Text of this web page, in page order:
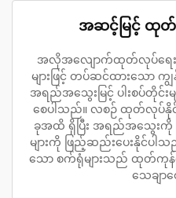
အဆင့်မြင့် ထု
အလိုအလျောက်ထုတ်လုပ်ရေးလို
များဖြင့် တပ်ဆင်ထားသော
အရည်အသွေးမြင့် ပါးစပ်တိုင်
စေပါသည်။ လစဉ် ထုတ်လုပ်နိုင်
ခုအထိ ရှိပြီး အရည်အသွေးကို
များကို ဖြည့်ဆည်းပေးနိုင်ပ
သော စက်ရုံများသည် ထုတ်
သေချာ